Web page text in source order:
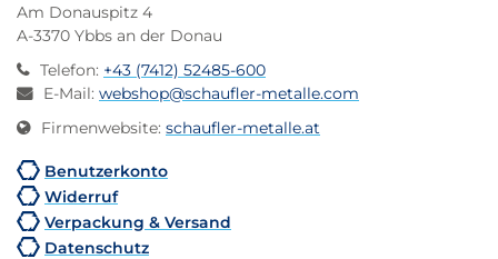
Am Donauspitz 4
A-3370 Ybbs an der Donau
Telefon: +43 (7412) 52485-600
E-Mail: webshop@schaufler-metalle.com
Firmenwebsite: schaufler-metalle.at
Benutzerkonto
Widerruf
Verpackung & Versand
Datenschutz